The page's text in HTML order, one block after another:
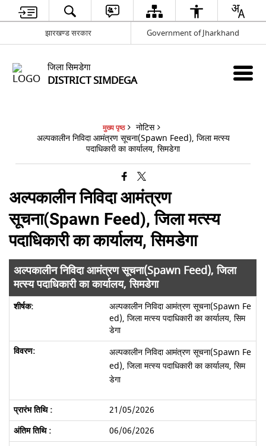
झारखण्ड सरकार Government of Jharkhand
जिला सिमडेगा
DISTRICT SIMDEGA
मुख्य पृष्ठ
नोटिस
अल्पकालीन निविदा आमंत्रण सूचना(Spawn Feed), जिला मत्स्य
पदाधिकारी का कार्यालय, सिमडेगा
अल्पकालीन निविदा आमंत्रण
सूचना(Spawn Feed), जिला मत्स्य
पदाधिकारी का कार्यालय, सिमडेगा
अल्पकालीन निविदा आमंत्रण सूचना(Spawn Feed), जिला
मत्स्य पदाधिकारी का कार्यालय, सिमडेगा
अल्पकालीन निविदा आमंत्रण सूचना(Spawn Fe
ed), जिला मत्स्य पदाधिकारी का कार्यालय, सिम
डेगा
अल्पकालीन निविदा आमंत्रण सूचना(Spawn Fe
ed), जिला मत्स्य पदाधिकारी का कार्यालय, सिम
डेगा
21/05/2026
06/06/2026